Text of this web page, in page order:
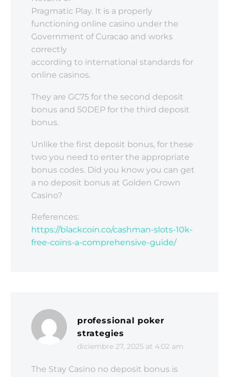
Pragmatic Play. It is a properly
functioning online casino under the
Government of Curacao and works
correctly
according to international standards for
online casinos.
They are GC75 for the second deposit
bonus and 50DEP for the third deposit
bonus.
Unlike the first deposit bonus, for these
two you need to enter the appropriate
bonus codes. Did you know you can get
a no deposit bonus at Golden Crown
Casino?
References:
https://blackcoin.co/cashman-slots-10k-
free-coins-a-comprehensive-guide/
professional poker
strategies
diciembre 27, 2025 at 4:02 am
The Stay Casino no deposit bonus is